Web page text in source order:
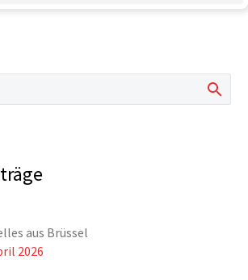
aus Brüssel
2026